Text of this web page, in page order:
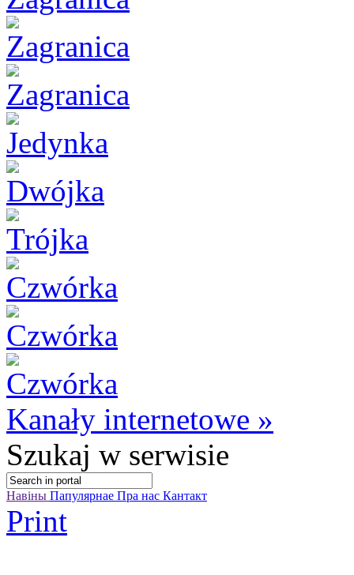
Kanały internetowe »
Szukaj w serwisie
Навіны Папулярнае Пра нас Кантакт
Print